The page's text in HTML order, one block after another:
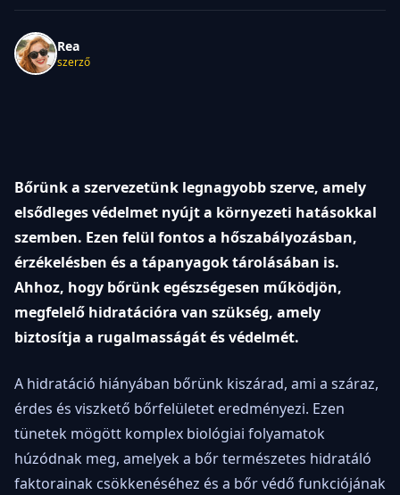
Rea
szerző
Bőrünk a szervezetünk legnagyobb szerve, amely
elsődleges védelmet nyújt a környezeti hatásokkal
szemben. Ezen felül fontos a hőszabályozásban,
érzékelésben és a tápanyagok tárolásában is.
Ahhoz, hogy bőrünk egészségesen működjön,
megfelelő hidratációra van szükség, amely
biztosítja a rugalmasságát és védelmét.
A hidratáció hiányában bőrünk kiszárad, ami a száraz,
érdes és viszkető bőrfelületet eredményezi. Ezen
tünetek mögött komplex biológiai folyamatok
húzódnak meg, amelyek a bőr természetes hidratáló
faktorainak csökkenéséhez és a bőr védő funkciójának